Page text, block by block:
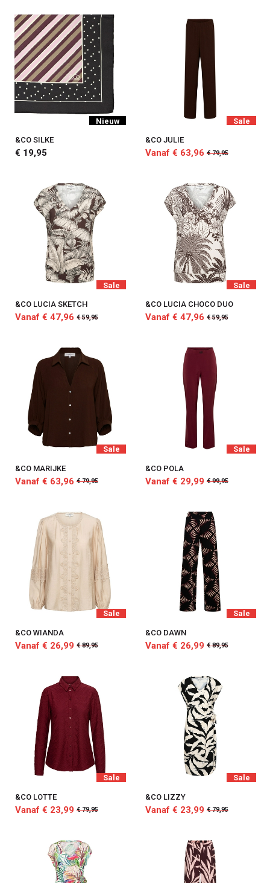
Nieuw
&CO SILKE
€ 19,95
Sale
&CO JULIE
Vanaf € 63,96 € 79,95
Sale
&CO LUCIA SKETCH
Vanaf € 47,96 € 59,95
Sale
&CO LUCIA CHOCO DUO
Vanaf € 47,96 € 59,95
Sale
&CO MARIJKE
Vanaf € 63,96 € 79,95
Sale
&CO POLA
Vanaf € 29,99 € 99,95
Sale
&CO WIANDA
Vanaf € 26,99 € 89,95
Sale
&CO DAWN
Vanaf € 26,99 € 89,95
Sale
&CO LOTTE
Vanaf € 23,99 € 79,95
Sale
&CO LIZZY
Vanaf € 23,99 € 79,95